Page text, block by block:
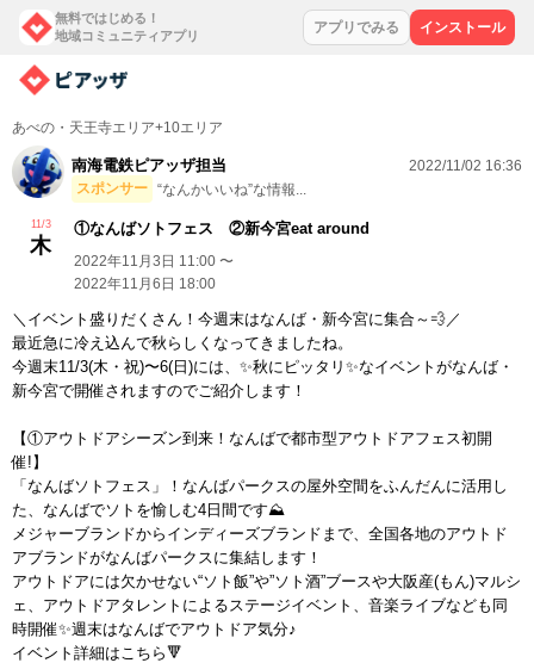
無料ではじめる！
地域コミュニティアプリ
アプリでみる インストール
あべの・天王寺エリア+10エリア
南海電鉄ピアッザ担当
スポンサー “なんかいいね”な情報...
2022/11/02 16:36
11/3
木
①なんばソトフェス ②新今宮eat around
2022年11月3日 11:00 〜
2022年11月6日 18:00
＼イベント盛りだくさん！今週末はなんば・新今宮に集合～💨／
最近急に冷え込んで秋らしくなってきましたね。
今週末11/3(木・祝)〜6(日)には、✨秋にピッタリ✨なイベントがなんば・
新今宮で開催されますのでご紹介します！
【①アウトドアシーズン到来！なんばで都市型アウトドアフェス初開
催!】
「なんばソトフェス」！なんばパークスの屋外空間をふんだんに活用し
た、なんばでソトを愉しむ4日間です⛰
メジャーブランドからインディーズブランドまで、全国各地のアウトド
アブランドがなんばパークスに集結します！
アウトドアには欠かせない“ソト飯”や”ソト酒”ブースや大阪産(もん)マルシ
ェ、アウトドアタレントによるステージイベント、音楽ライブなども同
時開催✨週末はなんばでアウトドア気分♪
イベント詳細はこちら🔻